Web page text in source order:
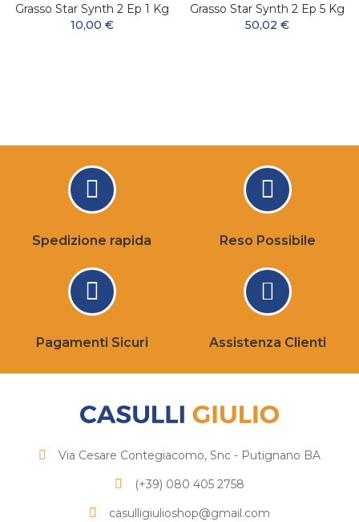
Grasso Star Synth 2 Ep 1 Kg
10,00 €
Grasso Star Synth 2 Ep 5 Kg
50,02 €
Spedizione rapida Reso Possibile
Pagamenti Sicuri Assistenza Clienti
Via Cesare Contegiacomo, Snc - Putignano BA
(+39) 080 405 2758
casulligiulioshop@gmail.com